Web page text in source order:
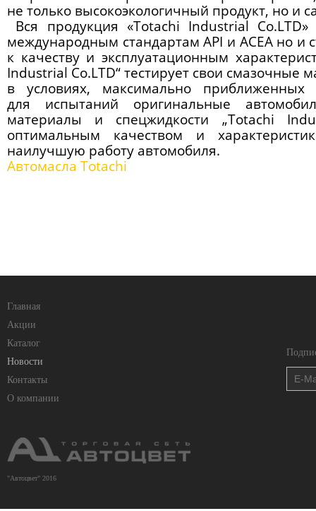
не только высокоэкологичный продукт, но и
Вся продукция «Totachi Industrial Co.LTD»
международным стандартам API и ACEA но
к качеству и эксплуатационным
Industrial Co.LTD“ тестирует свои смазочные
в условиях, максимально
для испытаний оригинальные
материалы и спецжидкости „Totachi
оптимальным качеством и
наилучшую работу автомобиля.
Автомасла Totachi
Главная
Акции
Каталог
Новости
Контакты
О компании
"Автоцвет" 2016